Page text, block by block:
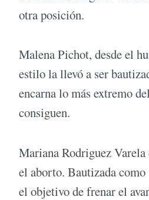
otra posición.
Malena Pichot, desde el
estilo la llevó a ser
encarna lo más extremo
consiguen.
Mariana Rodriguez
el aborto. Bautizada
el objetivo de frenar el